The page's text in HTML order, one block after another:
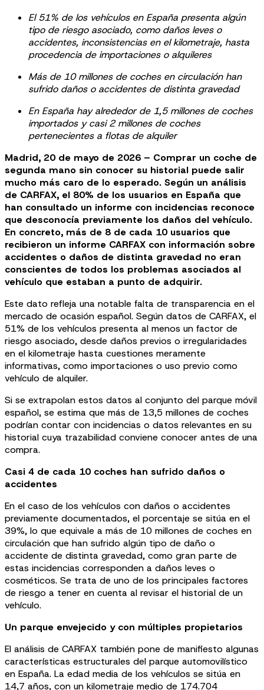
El 51% de los vehículos en España presenta algún
tipo de riesgo asociado, como daños leves o
accidentes, inconsistencias en el kilometraje, hasta
procedencia de importaciones o alquileres
Más de 10 millones de coches en circulación han
sufrido daños o accidentes de distinta gravedad
En España hay alrededor de 1,5 millones de coches
importados y casi 2 millones de coches
pertenecientes a flotas de alquiler
Madrid, 20 de mayo de 2026 – Comprar un coche de
segunda mano sin conocer su historial puede salir
mucho más caro de lo esperado. Según un análisis
de CARFAX, el 80% de los usuarios en España que
han consultado un informe con incidencias reconoce
que desconocía previamente los daños del vehículo.
En concreto, más de 8 de cada 10 usuarios que
recibieron un informe CARFAX con información sobre
accidentes o daños de distinta gravedad no eran
conscientes de todos los problemas asociados al
vehículo que estaban a punto de adquirir.
Este dato refleja una notable falta de transparencia en el
mercado de ocasión español. Según datos de CARFAX, el
51% de los vehículos presenta al menos un factor de
riesgo asociado, desde daños previos o irregularidades
en el kilometraje hasta cuestiones meramente
informativas, como importaciones o uso previo como
vehículo de alquiler.
Si se extrapolan estos datos al conjunto del parque móvil
español, se estima que más de 13,5 millones de coches
podrían contar con incidencias o datos relevantes en su
historial cuya trazabilidad conviene conocer antes de una
compra.
Casi 4 de cada 10 coches han sufrido daños o
accidentes
En el caso de los vehículos con daños o accidentes
previamente documentados, el porcentaje se sitúa en el
39%, lo que equivale a más de 10 millones de coches en
circulación que han sufrido algún tipo de daño o
accidente de distinta gravedad, como gran parte de
estas incidencias corresponden a daños leves o
cosméticos. Se trata de uno de los principales factores
de riesgo a tener en cuenta al revisar el historial de un
vehículo.
Un parque envejecido y con múltiples propietarios
El análisis de CARFAX también pone de manifiesto algunas
características estructurales del parque automovilístico
en España. La edad media de los vehículos se sitúa en
14,7 años, con un kilometraje medio de 174.704